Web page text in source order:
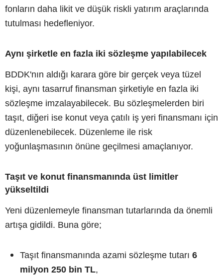
fonların daha likit ve düşük riskli yatırım araçlarında
tutulması hedefleniyor.
Aynı şirketle en fazla iki sözleşme yapılabilecek
BDDK'nın aldığı karara göre bir gerçek veya tüzel
kişi, aynı tasarruf finansman şirketiyle en fazla iki
sözleşme imzalayabilecek. Bu sözleşmelerden biri
taşıt, diğeri ise konut veya çatılı iş yeri finansmanı için
düzenlenebilecek. Düzenleme ile risk
yoğunlaşmasının önüne geçilmesi amaçlanıyor.
Taşıt ve konut finansmanında üst limitler
yükseltildi
Yeni düzenlemeyle finansman tutarlarında da önemli
artışa gidildi. Buna göre;
Taşıt finansmanında azami sözleşme tutarı 6
milyon 250 bin TL,